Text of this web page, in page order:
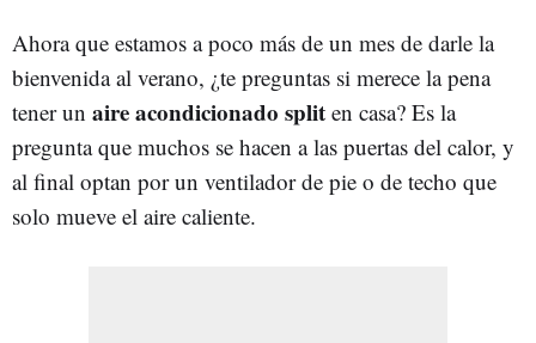
Ahora que estamos a poco más de un mes de darle la
bienvenida al verano, ¿te preguntas si merece la pena
tener un aire acondicionado split en casa? Es la
pregunta que muchos se hacen a las puertas del calor, y
al final optan por un ventilador de pie o de techo que
solo mueve el aire caliente.